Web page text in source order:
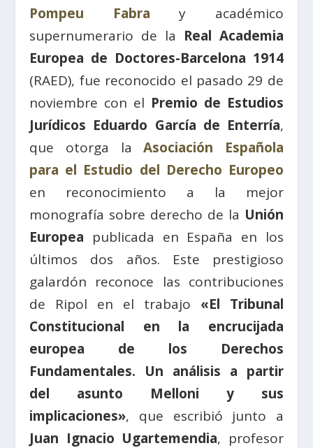
Pompeu Fabra y académico
supernumerario de la Real Academia
Europea de Doctores-Barcelona 1914
(RAED), fue reconocido el pasado 29 de
noviembre con el Premio de Estudios
Jurídicos Eduardo García de Enterría,
que otorga laAsociación Española
para el Estudio del Derecho Europeo
en reconocimiento a la mejor
monografía sobre derecho de la Unión
Europea publicada en España en los
últimos dos años. Este prestigioso
galardón reconoce las contribuciones
de Ripol en el trabajo «El Tribunal
Constitucional en la encrucijada
europea de los Derechos
Fundamentales. Un análisis a partir
del asunto Melloni y sus
implicaciones», que escribió junto a
Juan Ignacio Ugartemendia, profesor